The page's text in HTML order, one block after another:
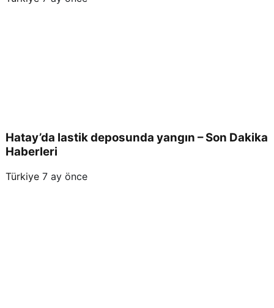
Hatay’da lastik deposunda yangın – Son Dakika
Haberleri
Türkiye 7 ay önce